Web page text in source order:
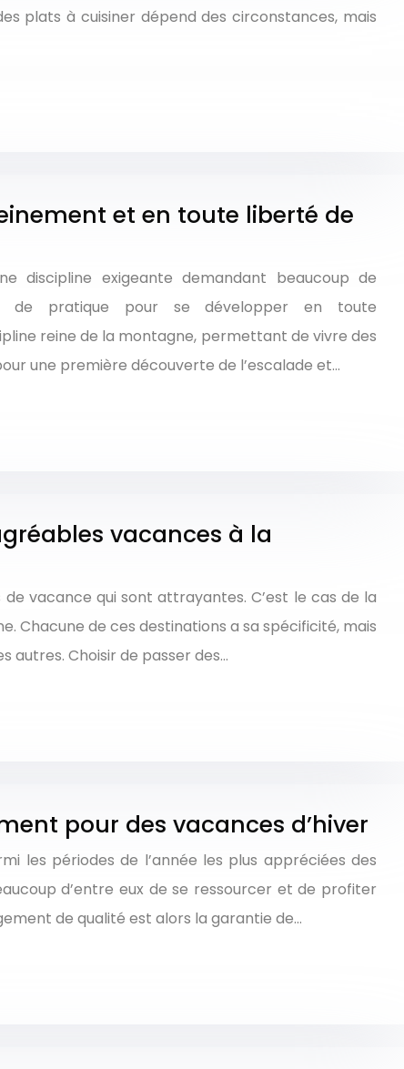
plats à cuisiner dépend des circonstances, mais
et en toute liberté de
discipline exigeante demandant beaucoup de
de pratique pour se développer en toute
reine de la montagne, permettant de vivre des
une première découverte de l’escalade et…
vacances à la
vacance qui sont attrayantes. C’est le cas de la
Chacune de ces destinations a sa spécificité, mais
autres. Choisir de passer des…
pour des vacances d’hiver
les périodes de l’année les plus appréciées des
d’entre eux de se ressourcer et de profiter
de qualité est alors la garantie de…